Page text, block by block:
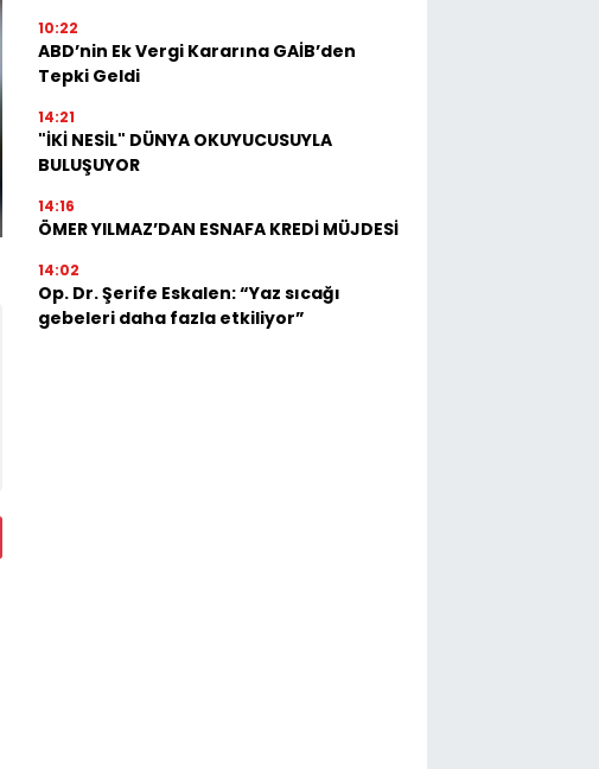
10:22
ABD’nin Ek Vergi Kararına GAİB’den
Tepki Geldi
14:21
"İKİ NESİL" DÜNYA OKUYUCUSUYLA
BULUŞUYOR
14:16
ÖMER YILMAZ’DAN ESNAFA KREDİ MÜJDESİ
14:02
Op. Dr. Şerife Eskalen: “Yaz sıcağı
gebeleri daha fazla etkiliyor”